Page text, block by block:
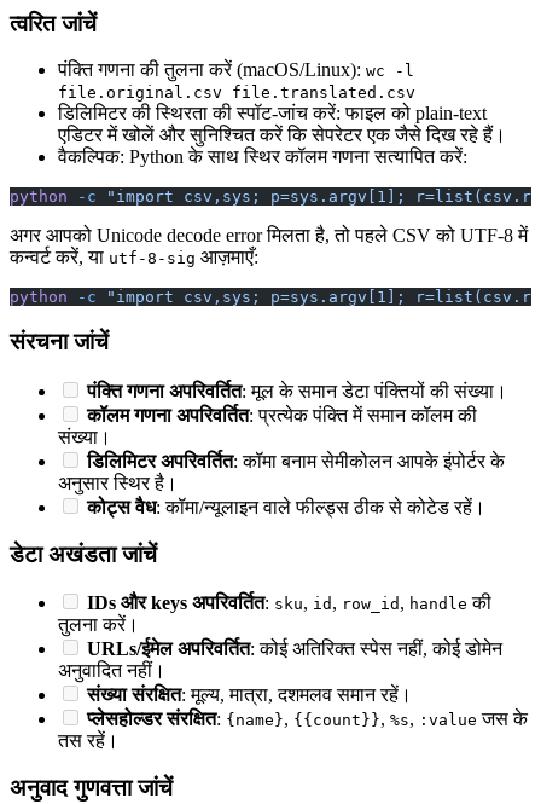
त्वरित जांचें
पंक्ति गणना की तुलना करें (macOS/Linux): wc -l
file.original.csv file.translated.csv
डिलिमिटर की स्थिरता की स्पॉट-जांच करें: फाइल को plain-text
एडिटर में खोलें और सुनिश्चित करें कि सेपरेटर एक जैसे दिख रहे हैं।
वैकल्पिक: Python के साथ स्थिर कॉलम गणना सत्यापित करें:
python -c "import csv,sys; p=sys.argv[1];
अगर आपको Unicode decode error मिलता है, तो पहले CSV को UTF-8 में
कन्वर्ट करें, या utf-8-sig आज़माएँ:
python -c "import csv,sys; p=sys.argv[1];
संरचना जांचें
पंक्ति गणना अपरिवर्तित: मूल के समान डेटा पंक्तियों की संख्या।
कॉलम गणना अपरिवर्तित: प्रत्येक पंक्ति में समान कॉलम की
संख्या।
डिलिमिटर अपरिवर्तित: कॉमा बनाम सेमीकोलन आपके इंपोर्टर के
अनुसार स्थिर है।
कोट्स वैध: कॉमा/न्यूलाइन वाले फील्ड्स ठीक से कोटेड रहें।
डेटा अखंडता जांचें
IDs और keys अपरिवर्तित: sku, id , row_id , handle की
तुलना करें।
URLs/ईमेल अपरिवर्तित: कोई अतिरिक्त स्पेस नहीं, कोई डोमेन
अनुवादित नहीं।
संख्या संरक्षित: मूल्य, मात्रा, दशमलव समान रहें।
प्लेसहोल्डर संरक्षित: {name}, {{count}}, %s, :value जस के
तस रहें।
अनुवाद गुणवत्ता जांचें